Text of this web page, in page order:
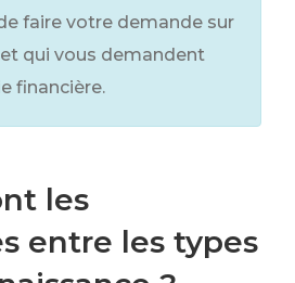
faire votre demande sur
qui vous demandent
financière.
les
entre les types